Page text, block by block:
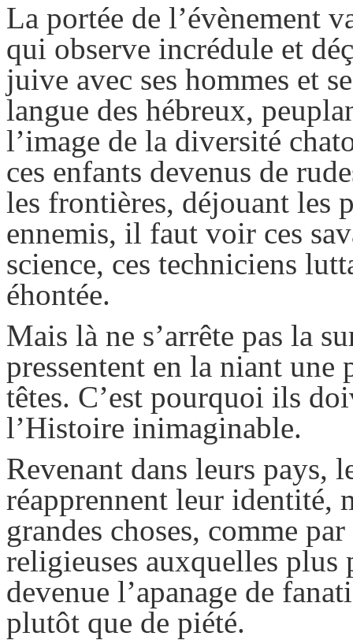
La portée de l’évènement
qui observe incrédule et
juive avec ses hommes et
langue des hébreux,
l’image de la diversité
ces enfants devenus de
les frontières, déjouant les
ennemis, il faut voir ces
science, ces techniciens
éhontée.
Mais là ne s’arrête pas la
pressentent en la niant
têtes. C’est pourquoi ils
l’Histoire inimaginable.
Revenant dans leurs pays,
réapprennent leur identité,
grandes choses, comme
religieuses auxquelles
devenue l’apanage de
plutôt que de piété.